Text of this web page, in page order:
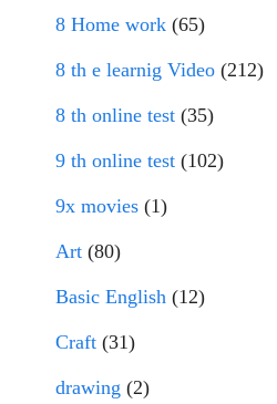
8 Home work (65)
8 th e learnig Video (212)
8 th online test (35)
9 th online test (102)
9x movies (1)
Art (80)
Basic English (12)
Craft (31)
drawing (2)